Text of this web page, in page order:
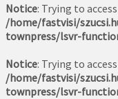
Notice: Trying to
/home/fastvisi/
townpress/lsvr-
Notice: Trying to
/home/fastvisi/
townpress/lsvr-